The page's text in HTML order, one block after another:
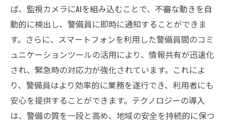
ば、監視カメラにAIを組み込むことで、不審な動きを自
動的に検出し、警備員に即時に通知することができま
す。さらに、スマートフォンを利用した警備員間のコミ
ュニケーションツールの活用により、情報共有が迅速化
され、緊急時の対応力が強化されています。これによ
り、警備員はより効率的に業務を遂行でき、利用者にも
安心を提供することができます。テクノロジーの導入
は、警備の質を一段と高め、地域の安全を持続的に保つ